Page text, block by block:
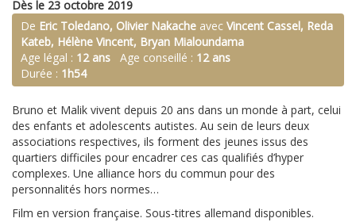
Dès le 23 octobre 2019
De Eric Toledano, Olivier Nakache avec Vincent Cassel, Reda
Kateb, Hélène Vincent, Bryan Mialoundama
Age légal : 12 ans Age conseillé : 12 ans
Durée : 1h54
Bruno et Malik vivent depuis 20 ans dans un monde à part, celui
des enfants et adolescents autistes. Au sein de leurs deux
associations respectives, ils forment des jeunes issus des
quartiers difficiles pour encadrer ces cas qualifiés d’hyper
complexes. Une alliance hors du commun pour des
personnalités hors normes…
Film en version française. Sous-titres allemand disponibles.